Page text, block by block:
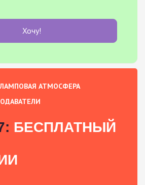
Хочу!
ЛАМПОВАЯ АТМОСФЕРА
БЕСПЛАТНЫЙ